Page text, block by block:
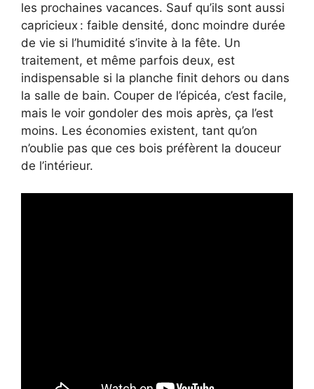
les prochaines vacances. Sauf qu’ils sont aussi
capricieux : faible densité, donc moindre durée
de vie si l’humidité s’invite à la fête. Un
traitement, et même parfois deux, est
indispensable si la planche finit dehors ou dans
la salle de bain. Couper de l’épicéa, c’est facile,
mais le voir gondoler des mois après, ça l’est
moins. Les économies existent, tant qu’on
n’oublie pas que ces bois préfèrent la douceur
de l’intérieur.